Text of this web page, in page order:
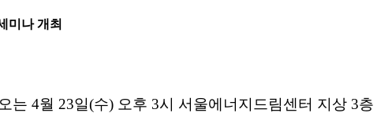
미나 개최
는 4월 23일(수) 오후 3시 서울에너지드림센터 지상 3층